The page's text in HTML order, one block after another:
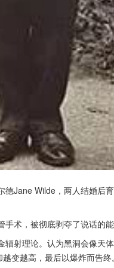
德Jane Wilde，两人结婚
手术，被彻底剥夺了说话的
辐射理论。认为黑洞会像天
变越高，最后以爆炸而告终